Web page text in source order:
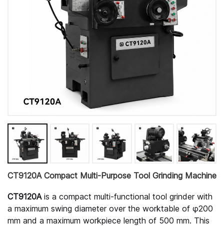
CT9120A Compact Multi-Purpose Tool Grinding Machine
CT9120Ais a compact multi-functional tool grinder with
a maximum swing diameter over the worktable of φ200
mm and a maximum workpiece length of 500 mm. This